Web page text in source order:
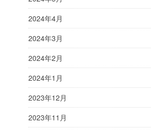
2024年4月
2024年3月
2024年2月
2024年1月
2023年12月
2023年11月